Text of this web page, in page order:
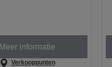
Meer informatie
Verkooppunten